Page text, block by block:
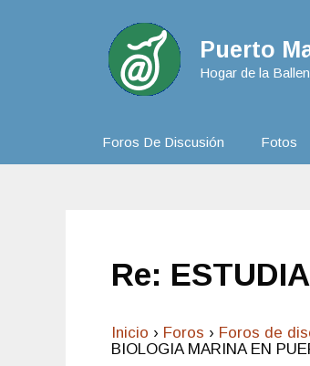
Puerto
Hogar de la
Foros De Discusión Fotos
Re:
Inicio › Foros › Foros de
BIOLOGIA MARINA EN